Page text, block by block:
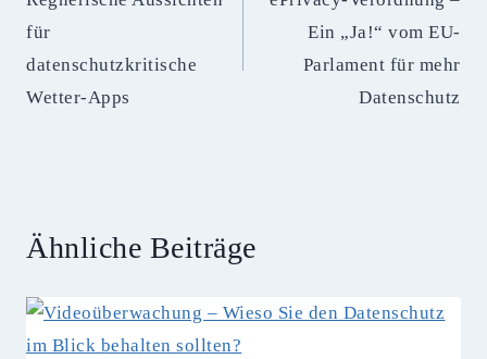
für
datenschutzkritische
Wetter-Apps
Ein „Ja!“ vom EU-
Parlament für mehr
Datenschutz
Ähnliche Beiträge